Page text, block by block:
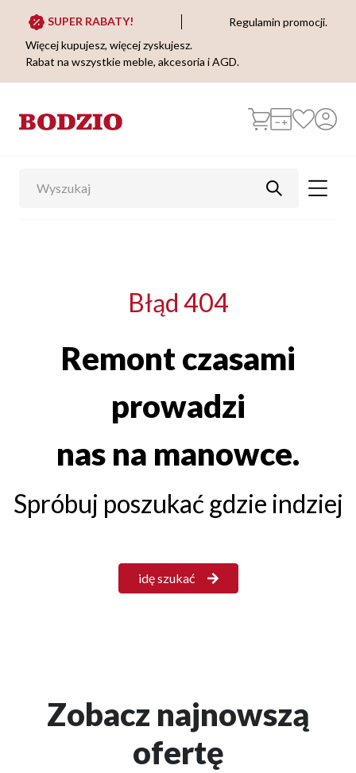
SUPER RABATY!
Regulamin promocji.
Więcej kupujesz, więcej zyskujesz.
Rabat na wszystkie meble, akcesoria i AGD.
Błąd 404
Remont czasami
prowadzi
nas na manowce.
Spróbuj poszukać gdzie indziej
idę szukać
Zobacz najnowszą
ofertę